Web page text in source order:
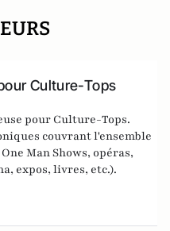
Culture-Tops
pour Culture-Tops.
couvrant l'ensemble
Man Shows, opéras,
expos, livres, etc.).